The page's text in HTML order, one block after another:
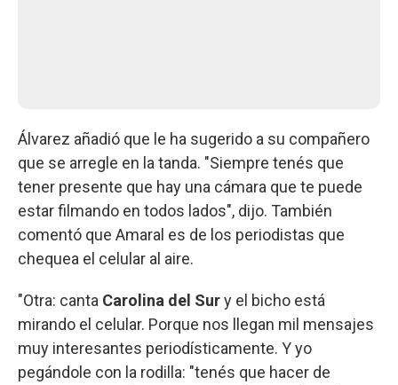
Álvarez añadió que le ha sugerido a su compañero
que se arregle en la tanda. "Siempre tenés que
tener presente que hay una cámara que te puede
estar filmando en todos lados", dijo. También
comentó que Amaral es de los periodistas que
chequea el celular al aire.
"Otra: canta Carolina del Sury el bicho está
mirando el celular. Porque nos llegan mil mensajes
muy interesantes periodísticamente. Y yo
pegándole con la rodilla: "tenés que hacer de